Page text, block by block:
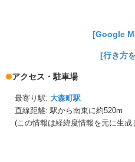
[Google
[行き方
アクセス・駐車場
最寄り駅: 大森町駅
直線距離: 駅から南東に約520m
(この情報は経緯度情報を元に生成